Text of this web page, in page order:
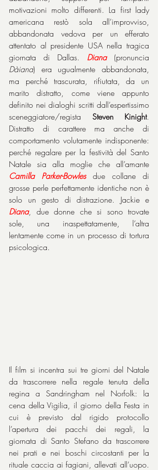
motivazioni molto differenti. La first lady
americana restò sola all’improvviso,
abbandonata vedova per un efferato
attentato al presidente USA nella tragica
giornata di Dallas. Diana
Dàiana) era ugualmente abbandonata,
ma perché trascurata, rifiutata, da un
marito distratto, come viene appunto
definito nei dialoghi scritti dall’espertissimo
sceneggiatore/regista Steven Kinight.
Distratto di carattere ma anche di
comportamento volutamente indisponente:
perché regalare per la festività del Santo
Camilla Parker-Bowles due collane di
grosse perle perfettamente identiche non è
Diana, due donne che si sono trovate
sole, una inaspettatamente, l’altra
lentamente come in un processo di tortura
psicologica.
Il film si incentra sui tre giorni del Natale
da trascorrere nella regale tenuta della
regina a Sandringham nel Norfolk: la
cena della Vigilia, il giorno della Festa in
cui è previsto dal rigido protocollo
l’apertura dei pacchi dei regali, la
giornata di Santo Stefano da trascorrere
nei prati e nei boschi circostanti per la